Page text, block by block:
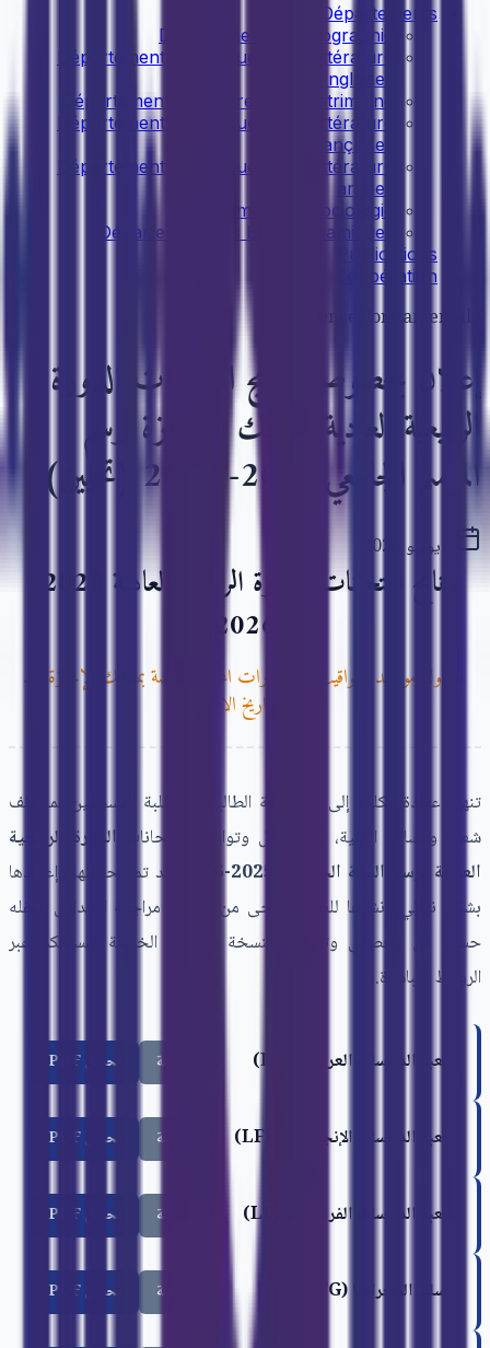
Départements
Département de Géographie
Département de Langue et de Littérature
Anglaises
Département d'Histoire et de Patrimoine
Département de Langue et de Littérature
françaises
Département de Langue et de Littérature
arabes
Département de Sociologie
Département des Etudes Islamiques
Publications
Coopération
Licence Fondamentale
إعلان بخصوص برامج امتحانات الدورة
الربيعية العادية لمسالك الإجازة برسم
الموسم الجامعي 2025- 2026 (تحيين)
2026
جداول مواعيد ومواقيت الاختبارات المحينة الخاصة بمسالك الإجازة بعد
تغيير تواريخ الامتحان
تنهي عمادة الكلية إلى علم كافة الطالبات والطلبة المسجلين بمختلف
شعب ومسالك الكلية، أن جداول وتواريخ امتحانات الدورة الربيعية
العادية برسم السنة الجامعية 2025-2026
قد تم تحيينها وإعدادها
بشكل نهائي ونشرها للعموم. يُرجى من الجميع مراجعة الجداول أسفله
حسب كل تخصص وتحميل النسخة الرسمية الخاصة بمسلككم عبر
الروابط المباشرة.
شعبة الدراسات العربية (LFA) معاينة تحميل PDF
شعبة الدراسات الإنجليزية (LFE) معاينة تحميل PDF
شعبة الدراسات الفرنسية (LFF) معاينة تحميل PDF
مسلك الجغرافيا (LFG) معاينة تحميل PDF